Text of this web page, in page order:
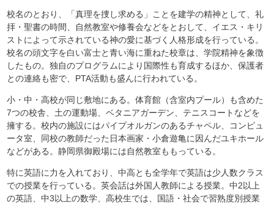
校名のとおり、「真理を捜し求める」ことを建学の精神として、礼
拝・聖書の時間、自然教室や修養会などをとおして、イエス・キリ
ストによって示されている神の愛に基づく人格形成を行っている。
校名の頭文字を白い富士と青い海に重ねた校章は、学院精神を象徴
したもの。独自のプログラムにより国際性も育成するほか、保護者
との連絡も密で、PTA活動も盛んに行われている。
小・中・高校が同じ敷地にある。体育館（含室内プール）も含めた
7つの校舎、土の運動場、ベタニアガーデン、テニスコートなどを
擁する。校内の施設にはパイプオルガンのあるチャペル、コンピュ
ータ室、同校の教師だった日本画家・小倉遊亀に因んだユキホール
などがある。静岡県御殿場には自然教室ももっている。
特に英語に力を入れており、中高とも全学年で英語は少人数クラス
での授業を行っている。英会話は外国人教師による授業。中2以上
の英語、中3以上の数学、高校生では、国語・社会で習熟度別授業